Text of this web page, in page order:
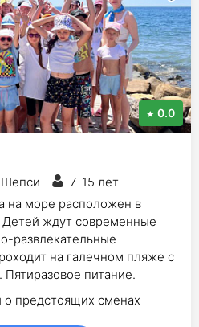
0.0
Шепси
7-15 лет
на море расположен в
Детей ждут современные
развлекательные
на галечном пляже с
питание.
предстоящих сменах